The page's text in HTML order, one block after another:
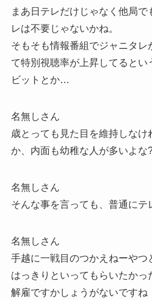
まあ日テレだけじゃなく他局で
レは不要じゃないかね。
そもそも情報番組でジャニタレ
て特別視聴率が上昇してると
ビットとか…
名無しさん
歳とっても見た目を維持しなけ
か、内面も幼稚な人が多いよな
名無しさん
そんな事を言っても、普通にテ
名無しさん
手越に一戦目のつかえねーやつ
はっきりといってもらいたかっ
解雇ですかしょうがないですね